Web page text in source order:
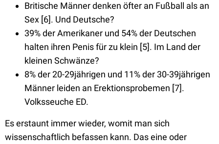
Britische Männer denken öfter an Fußball als an
Sex [6]. Und Deutsche?
39% der Amerikaner und 54% der Deutschen
halten ihren Penis für zu klein [5]. Im Land der
kleinen Schwänze?
8% der 20-29jährigen und 11% der 30-39jährigen
Männer leiden an Erektionsprobemen [7].
Volksseuche ED.
Es erstaunt immer wieder, womit man sich
wissenschaftlich befassen kann. Das eine oder